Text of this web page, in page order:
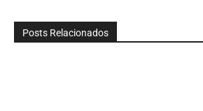
Posts Relacionados